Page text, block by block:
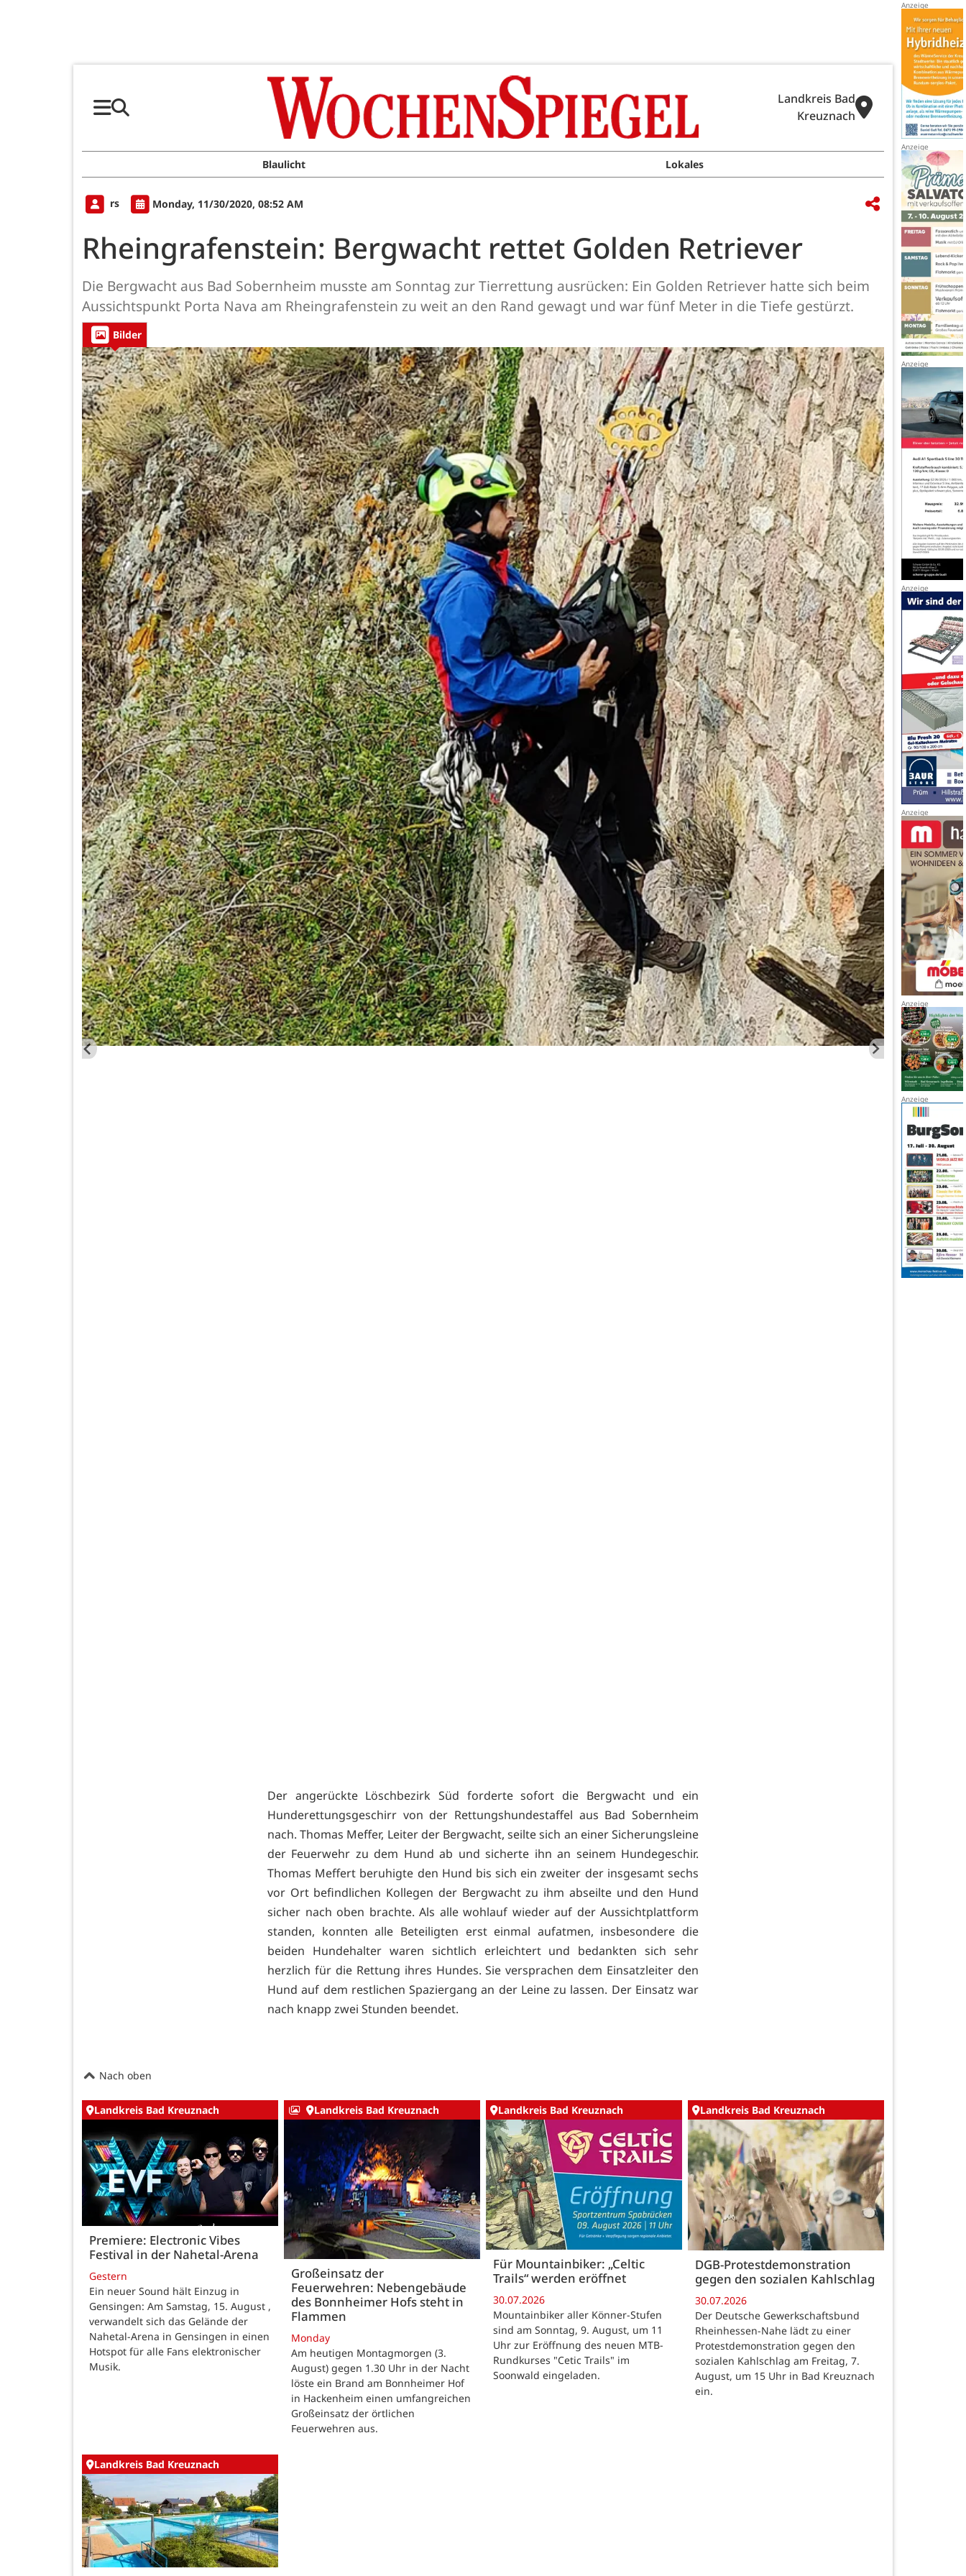
Landkreis Bad
Kreuznach
Blaulicht Lokales
rs Monday, 11/30/2020, 08:52 AM
Rheingrafenstein: Bergwacht rettet Golden Retriever
Die Bergwacht aus Bad Sobernheim musste am Sonntag zur Tierrettung ausrücken: Ein Golden Retriever hatte sich beim
Aussichtspunkt Porta Nava am Rheingrafenstein zu weit an den Rand gewagt und war fünf Meter in die Tiefe gestürzt.
Bilder
Der angerückte Löschbezirk Süd forderte sofort die Bergwacht und ein
Hunderettungsgeschirr von der Rettungshundestaffel aus Bad Sobernheim
nach. Thomas Meffer, Leiter der Bergwacht, seilte sich an einer Sicherungsleine
der Feuerwehr zu dem Hund ab und sicherte ihn an seinem Hundegeschir.
Thomas Meffert beruhigte den Hund bis sich ein zweiter der insgesamt sechs
vor Ort befindlichen Kollegen der Bergwacht zu ihm abseilte und den Hund
sicher nach oben brachte. Als alle wohlauf wieder auf der Aussichtplattform
standen, konnten alle Beteiligten erst einmal aufatmen, insbesondere die
beiden Hundehalter waren sichtlich erleichtert und bedankten sich sehr
herzlich für die Rettung ihres Hundes. Sie versprachen dem Einsatzleiter den
Hund auf dem restlichen Spaziergang an der Leine zu lassen. Der Einsatz war
nach knapp zwei Stunden beendet.
Nach oben
Landkreis Bad Kreuznach
Premiere: Electronic Vibes
Festival in der Nahetal-Arena
Gestern
Ein neuer Sound hält Einzug in
Gensingen: Am Samstag, 15. August ,
verwandelt sich das Gelände der
Nahetal-Arena in Gensingen in einen
Hotspot für alle Fans elektronischer
Musik.
Landkreis Bad Kreuznach
Großeinsatz der
Feuerwehren: Nebengebäude
des Bonnheimer Hofs steht in
Flammen
Monday
Am heutigen Montagmorgen (3.
August) gegen 1.30 Uhr in der Nacht
löste ein Brand am Bonnheimer Hof
in Hackenheim einen umfangreichen
Großeinsatz der örtlichen
Feuerwehren aus.
Landkreis Bad Kreuznach
Für Mountainbiker: „Celtic
Trails“ werden eröffnet
30.07.2026
Mountainbiker aller Könner-Stufen
sind am Sonntag, 9. August, um 11
Uhr zur Eröffnung des neuen MTB-
Rundkurses "Cetic Trails" im
Soonwald eingeladen.
Landkreis Bad Kreuznach
DGB-Protestdemonstration
gegen den sozialen Kahlschlag
30.07.2026
Der Deutsche Gewerkschaftsbund
Rheinhessen-Nahe lädt zu einer
Protestdemonstration gegen den
sozialen Kahlschlag am Freitag, 7.
August, um 15 Uhr in Bad Kreuznach
ein.
Landkreis Bad Kreuznach